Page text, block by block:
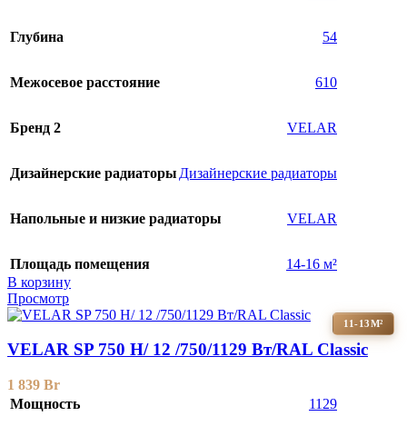
Глубина 54
Межосевое расстояние 610
Бренд 2 VELAR
Дизайнерские радиаторы Дизайнерские радиаторы
Напольные и низкие радиаторы VELAR
Площадь помещения
14-16 м²
В корзину
Просмотр
11-13М²
VELAR SP 750 H/ 12 /750/1129 Вт/RAL Classic
1 839 Br
Мощность
1129